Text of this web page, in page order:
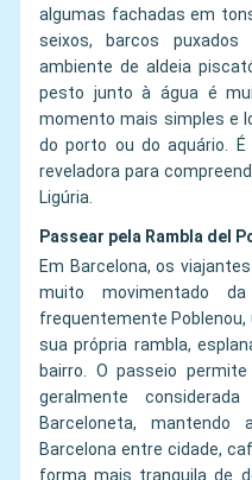
algumas fachadas em
seixos, barcos
ambiente de aldeia
pesto junto à água é
momento mais simples e
do porto ou do aquário.
reveladora para
Ligúria.
Passear pela Rambla del
Em Barcelona, os
muito movimentado
frequentemente
sua própria rambla,
bairro. O passeio
geralmente
Barceloneta,
Barcelona entre cidade,
forma mais tranquila de